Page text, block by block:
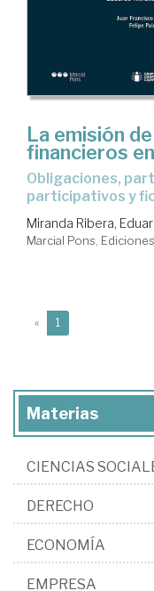
La emisión
financieros
obligaciones, participaciones especiales, títulos
participativos y
Miranda Ribera,
Marcial Pons,
« 1
Materias
CIENCIAS
DERECHO
ECONOMÍA
EMPRESA